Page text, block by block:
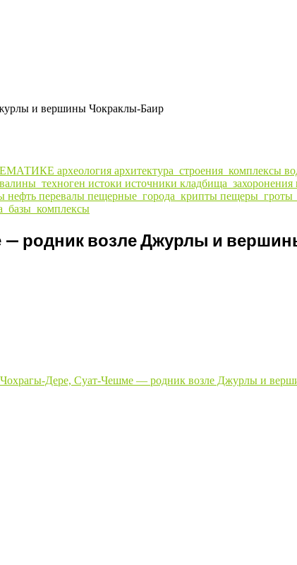
и вершины Чокраклы-Баир
археология архитектура_строения_комплексы
истоки источники кладбища_захоронения
нефть перевалы пещерные_города_крипты
— родник возле Джурлы и